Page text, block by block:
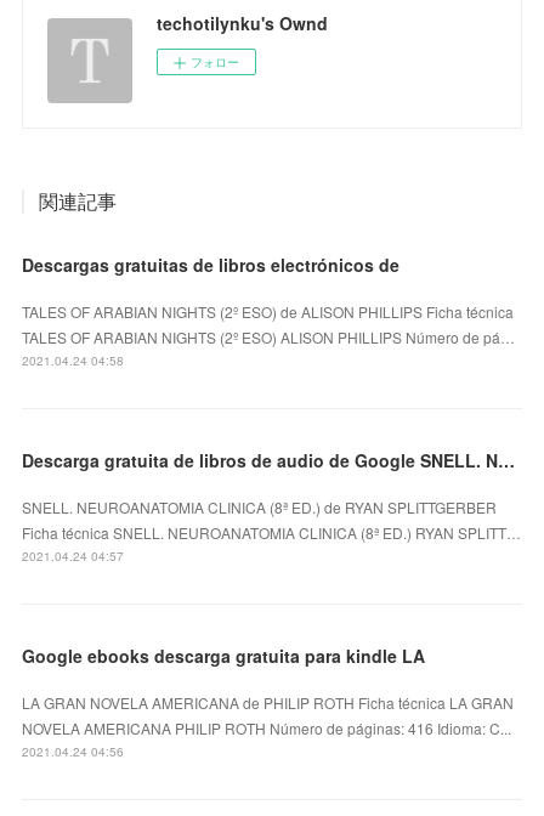
techotilynku's Ownd
フォロー
関連記事
Descargas gratuitas de libros electrónicos de
TALES OF ARABIAN NIGHTS (2º ESO) de ALISON PHILLIPS Ficha técnica
TALES OF ARABIAN NIGHTS (2º ESO) ALISON PHILLIPS Número de pá…
2021.04.24 04:58
Descarga gratuita de libros de audio de Google SNELL. NEUROANATOMIA CLINICA (8ª ED.)
SNELL. NEUROANATOMIA CLINICA (8ª ED.) de RYAN SPLITTGERBER
Ficha técnica SNELL. NEUROANATOMIA CLINICA (8ª ED.) RYAN SPLITT…
2021.04.24 04:57
Google ebooks descarga gratuita para kindle LA
LA GRAN NOVELA AMERICANA de PHILIP ROTH Ficha técnica LA GRAN
NOVELA AMERICANA PHILIP ROTH Número de páginas: 416 Idioma: C...
2021.04.24 04:56